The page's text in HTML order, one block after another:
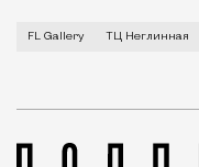
Для московских
FL Gallery ТЦ Неглинная